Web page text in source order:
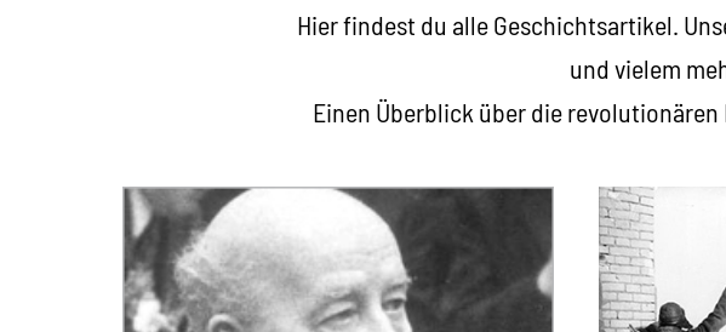
Hier findest du alle Geschichtsartikel.
und vielem
Einen Überblick über die